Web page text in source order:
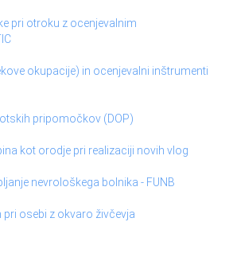
pri otroku z ocenjevalnim
okupacije) in ocenjevalni inštrumenti
pripomočkov (DOP)
kot orodje pri realizaciji novih vlog
nevrološkega bolnika - FUNB
osebi z okvaro živčevja